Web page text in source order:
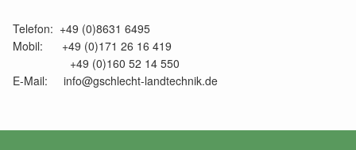
Telefon: +49 (0)8631 6495
Mobil: +49 (0)171 26 16 419
+49 (0)160 52 14 550
E-Mail: info@gschlecht-landtechnik.de